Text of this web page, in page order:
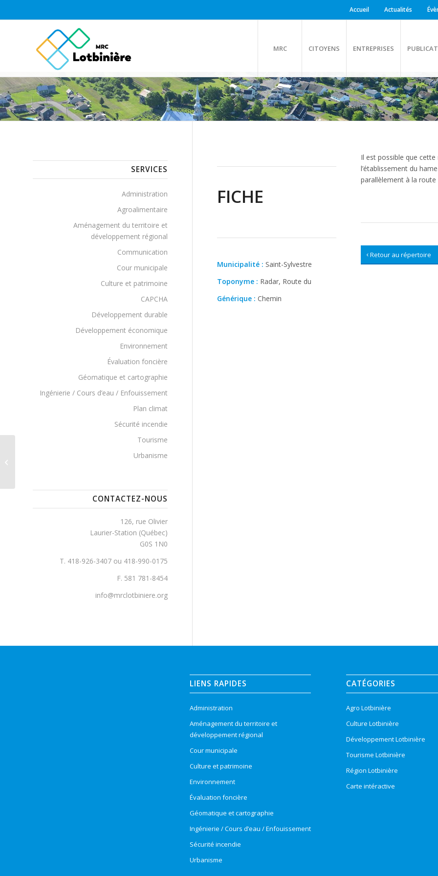
Accueil Actualités
MRC CITOYENS ENTREPRISES
FICHE
Municipalité : Saint-Sylvestre
Toponyme : Radar, Route du
Générique : Chemin
Il est possible que
l’établissement du
parallèlement à la route
Retour au répertoire
SERVICES
Administration
Agroalimentaire
Aménagement du territoire et
développement régional
Communication
Cour municipale
Culture et patrimoine
CAPCHA
Développement durable
Développement économique
Environnement
Évaluation foncière
Géomatique et cartographie
Ingénierie / Cours d’eau / Enfouissement
Plan climat
Sécurité incendie
Tourisme
Urbanisme
CONTACTEZ-NOUS
126, rue Olivier
Laurier-Station (Québec)
G0S 1N0
T. 418-926-3407 ou 418-990-0175
F. 581 781-8454
info@mrclotbiniere.org
LIENS RAPIDES
Administration
Aménagement du territoire et
développement régional
Cour municipale
Culture et patrimoine
Environnement
Évaluation foncière
Géomatique et cartographie
Ingénierie / Cours d’eau / Enfouissement
Sécurité incendie
Urbanisme
CATÉGORIES
Agro Lotbinière
Culture Lotbinière
Développement Lotbinière
Tourisme Lotbinière
Région Lotbinière
Carte intéractive